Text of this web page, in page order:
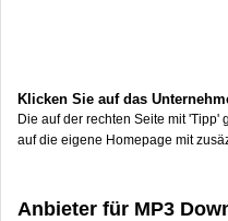
Klicken Sie auf das
Die auf der rechten Seite mit
auf die eigene Homepage mit
Anbieter für MP3